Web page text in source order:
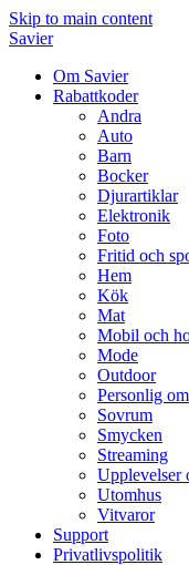
Skip to main content
Savier
Om Savier
Rabattkoder
Andra
Auto
Barn
Bocker
Djurartiklar
Elektronik
Foto
Fritid och
Hem
Kök
Mat
Mobil och
Mode
Outdoor
Personlig
Sovrum
Smycken
Streaming
Upplevelser
Utomhus
Vitvaror
Support
Privatlivspolitik